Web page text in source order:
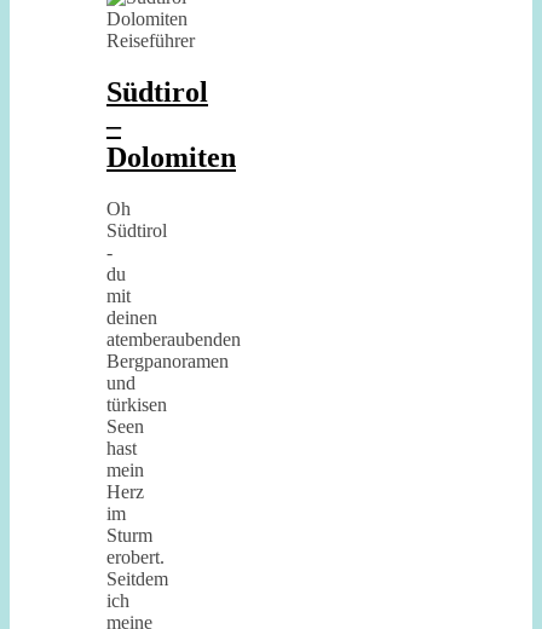
Südtirol
–
Dolomiten
Oh
Südtirol
-
du
mit
deinen
atemberaubenden
Bergpanoramen
und
türkisen
Seen
hast
mein
Herz
im
Sturm
erobert.
Seitdem
ich
meine